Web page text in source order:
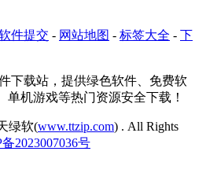
件提交 - 网站地图 - 标签大全 - 下
下载站，提供绿色软件、免费软
单机游戏等热门资源安全下载！
绿软(www.ttzip.com) . All Rights
2023007036号